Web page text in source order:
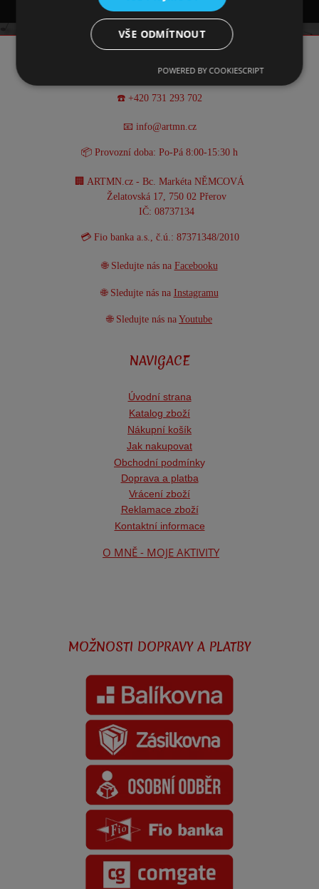
☎️ +420 731 293 702
📧 info@artmn.cz
📦 Provozní doba: Po-Pá 8:00-15:30 h
🏢 ARTMN.cz - Bc. Markéta NĚMCOVÁ
Želatovská 17, 750 02 Přerov
IČ: 08737134
💳 Fio banka a.s., č.ú.: 87371348/2010
🌐 Sledujte nás na Facebooku
🌐 Sledujte nás na Instagramu
🌐 Sledujte nás na Youtube
NAVIGACE
Úvodní strana
Katalog zboží
Nákupní košík
Jak nakupovat
Obchodní podmínky
Doprava a platba
Vrácení zboží
Reklamace zboží
Kontaktní informace
O MNĚ - MOJE AKTIVITY
MOŽNOSTI DOPRAVY A PLATBY
VŠE ODMÍTNOUT
POWERED BY COOKIESCRIPT